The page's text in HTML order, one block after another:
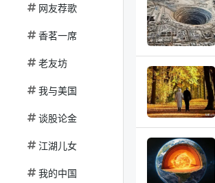
网友荐歌
香茗一席
老友坊
我与美国
谈股论金
江湖儿女
我的中国